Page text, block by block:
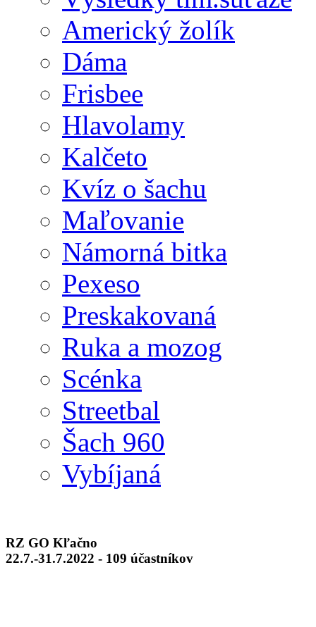
Americký žolík
Dáma
Frisbee
Hlavolamy
Kalčeto
Kvíz o šachu
Maľovanie
Námorná bitka
Pexeso
Preskakovaná
Ruka a mozog
Scénka
Streetbal
Šach 960
Vybíjaná
RZ GO Kľačno
22.7.-31.7.2022 - 109 účastníkov